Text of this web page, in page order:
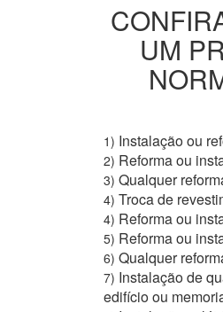
UM
1) Instalação ou
2) Reforma ou
3) Qualquer
4) Troca de
4) Reforma ou
5) Reforma ou
6) Qualquer
7) Instalação de
edifício ou